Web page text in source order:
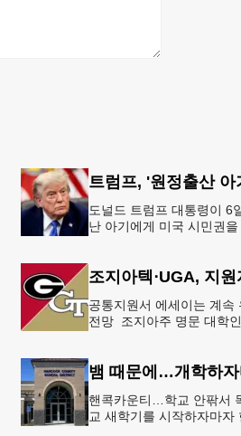
도널드 트럼프 대통령이 6
난 아기에게 미국 시민권을
공통지원서 에세이는 계속
전망 조지아주 명문 대학
뱀 때문에…개학하자
핸콕카운티…학교 안팎서
교 새학기를 시작하자마자